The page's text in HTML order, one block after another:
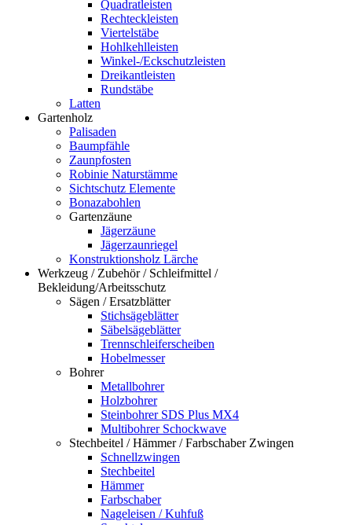
Quadratleisten
Rechteckleisten
Viertelstäbe
Hohlkehlleisten
Winkel-/Eckschutzleisten
Dreikantleisten
Rundstäbe
Latten
Gartenholz
Palisaden
Baumpfähle
Zaunpfosten
Robinie Naturstämme
Sichtschutz Elemente
Bonazabohlen
Gartenzäune
Jägerzäune
Jägerzaunriegel
Konstruktionsholz Lärche
Werkzeug / Zubehör / Schleifmittel /
Bekleidung/Arbeitsschutz
Sägen / Ersatzblätter
Stichsägeblätter
Säbelsägeblätter
Trennschleiferscheiben
Hobelmesser
Bohrer
Metallbohrer
Holzbohrer
Steinbohrer SDS Plus MX4
Multibohrer Schockwave
Stechbeitel / Hämmer / Farbschaber Zwingen
Schnellzwingen
Stechbeitel
Hämmer
Farbschaber
Nageleisen / Kuhfuß